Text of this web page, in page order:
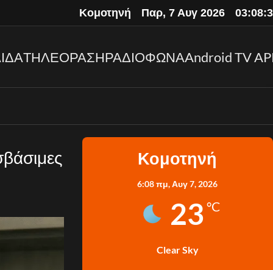
Κομοτηνή Παρ, 7 Αυγ 2026
ΤΗΛΕΟΡΑΣΗΡΑΔΙΟΦΩΝΑAndroid TV
Κομοτηνή
6:08 πμ,Αυγ 7, 2026
23 °C
Clear Sky